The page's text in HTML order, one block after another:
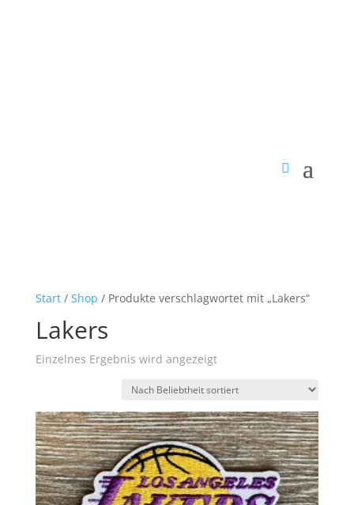
Start/ Shop / Produkte verschlagwortet mit „Lakers“
Lakers
Einzelnes Ergebnis wird angezeigt